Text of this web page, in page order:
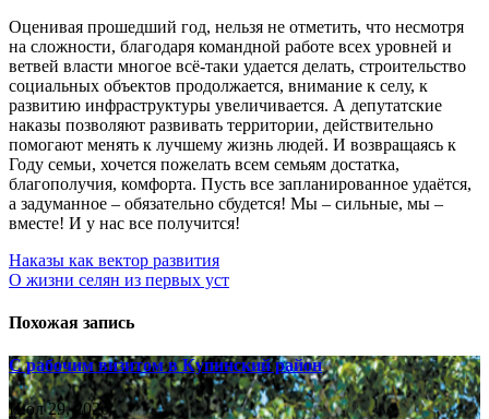
Оценивая прошедший год, нельзя не отметить, что несмотря
на сложности, благодаря командной работе всех уровней и
ветвей власти многое всё-таки удается делать, строительство
социальных объектов продолжается, внимание к селу, к
развитию инфраструктуры увеличивается. А депутатские
наказы позволяют развивать территории, действительно
помогают менять к лучшему жизнь людей. И возвращаясь к
Году семьи, хочется пожелать всем семьям достатка,
благополучия, комфорта. Пусть все запланированное удаётся,
а задуманное – обязательно сбудется! Мы – сильные, мы –
вместе! И у нас все получится!
Навигация
по
записям
Наказы как вектор развития
О жизни селян из первых уст
Похожая запись
С рабочим визитом в Купинский район
Июл 29, 2026